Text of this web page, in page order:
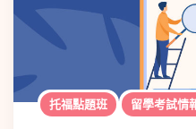
托福點題班 留學考試情